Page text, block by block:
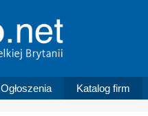
Ogłoszenia Katalog firm